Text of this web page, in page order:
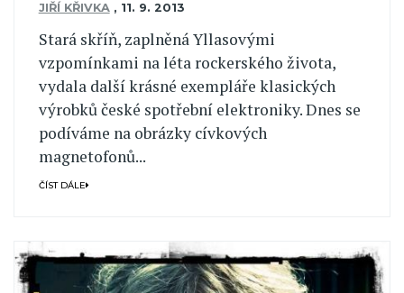
JIŘÍ KŘIVKA , 11. 9. 2013
Stará skříň, zaplněná Yllasovými
vzpomínkami na léta rockerského života,
vydala další krásné exempláře klasických
výrobků české spotřební elektroniky. Dnes se
podíváme na obrázky cívkových
magnetofonů...
ČÍST DÁLE